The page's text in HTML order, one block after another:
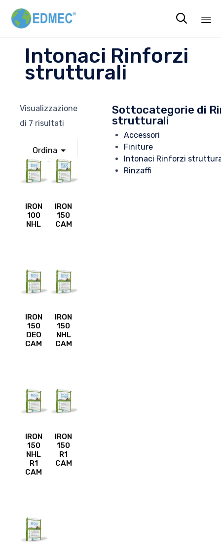

Intonaci Rinforzi
strutturali
Sottocategorie di
strutturali
Accessori
Finiture
Intonaci Rinforzi
Rinzaffi
Visualizzazione
di 7 risultati
IRON
100
NHL
IRON
150
CAM
IRON
150
DEO
CAM
IRON
150
NHL
CAM
IRON
150
NHL
R1
CAM
IRON
150
R1
CAM